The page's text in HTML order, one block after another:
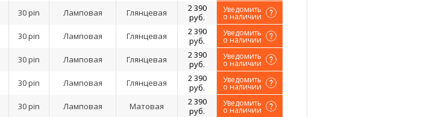
30 pin Ламповая Глянцевая
2 390
руб.
Уведомить
о наличии
30 pin Ламповая Глянцевая
2 390
руб.
Уведомить
о наличии
30 pin Ламповая Глянцевая
2 390
руб.
Уведомить
о наличии
30 pin Ламповая Глянцевая
2 390
руб.
Уведомить
о наличии
30 pin Ламповая Матовая
2 390
руб.
Уведомить
о наличии